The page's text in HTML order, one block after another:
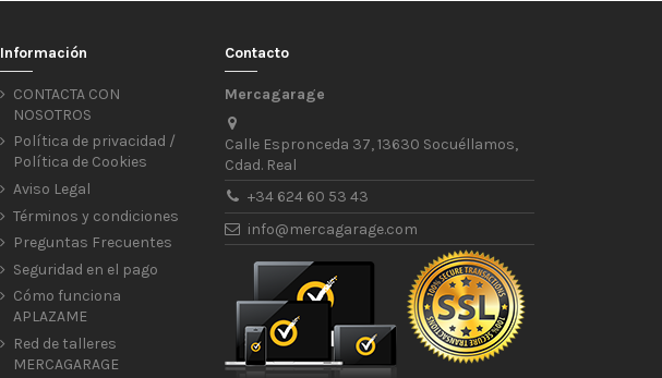
Información
CONTACTA CON
NOSOTROS
Política de privacidad /
Política de Cookies
Aviso Legal
Términos y condiciones
Preguntas Frecuentes
Seguridad en el pago
Cómo funciona
APLAZAME
Red de talleres
MERCAGARAGE
Contacto
Mercagarage
Calle Espronceda 37, 13630 Socuéllamos,
Cdad. Real
+34 624 60 53 43
info@mercagarage.com